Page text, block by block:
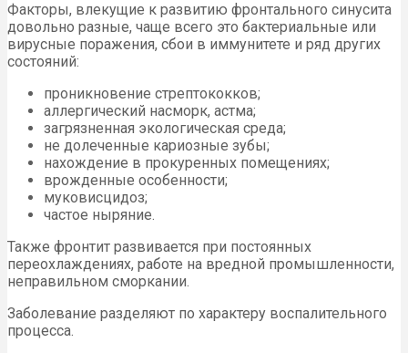
Факторы, влекущие к развитию фронтального синусита
довольно разные, чаще всего это бактериальные или
вирусные поражения, сбои в иммунитете и ряд других
состояний:
проникновение стрептококков;
аллергический насморк, астма;
загрязненная экологическая среда;
не долеченные кариозные зубы;
нахождение в прокуренных помещениях;
врожденные особенности;
муковисцидоз;
частое ныряние.
Также фронтит развивается при постоянных
переохлаждениях, работе на вредной промышленности,
неправильном сморкании.
Заболевание разделяют по характеру воспалительного
процесса.